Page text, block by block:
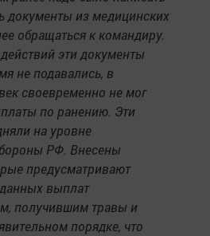
документы из медицинских
обращаться к командиру.
эти документы
не подавались, в
своевременно не мог
по ранению. Эти
на уровне
РФ. Внесены
предусматривают
выплат
получившим травы и
порядке, что